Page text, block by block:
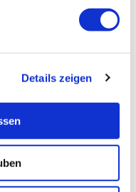
Details zeigen